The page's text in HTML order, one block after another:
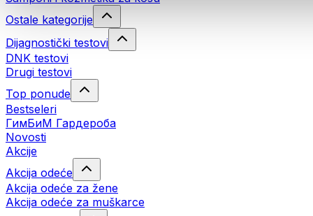
Ostale kategorije
Dijagnostički testovi
DNK testovi
Drugi testovi
Top ponude
Bestseleri
ГимБиМ Гардeробa
Novosti
Akcije
Akcija odeće
Akcija odeće za žene
Akcija odeće za muškarce